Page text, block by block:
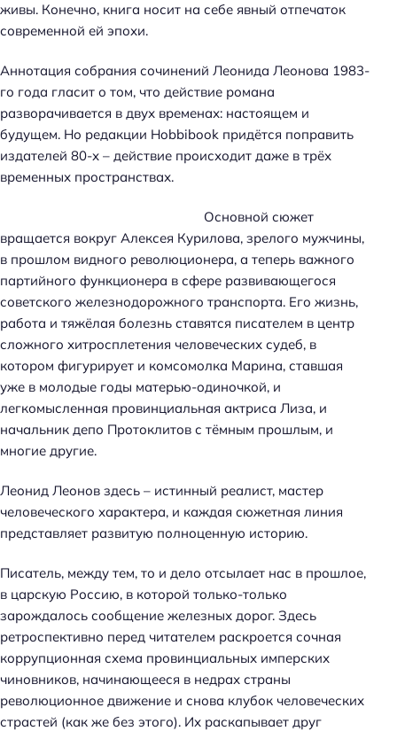
живы. Конечно, книга носит на себе явный отпечаток
современной ей эпохи.
Аннотация собрания сочинений Леонида Леонова 1983-
го года гласит о том, что действие романа
разворачивается в двух временах: настоящем и
будущем. Но редакции Hobbibook придётся поправить
издателей 80-х – действие происходит даже в трёх
временных пространствах.
Основной сюжет
вращается вокруг Алексея Курилова, зрелого мужчины,
в прошлом видного революционера, а теперь важного
партийного функционера в сфере развивающегося
советского железнодорожного транспорта. Его жизнь,
работа и тяжёлая болезнь ставятся писателем в центр
сложного хитросплетения человеческих судеб, в
котором фигурирует и комсомолка Марина, ставшая
уже в молодые годы матерью-одиночкой, и
легкомысленная провинциальная актриса Лиза, и
начальник депо Протоклитов с тёмным прошлым, и
многие другие.
Леонид Леонов здесь – истинный реалист, мастер
человеческого характера, и каждая сюжетная линия
представляет развитую полноценную историю.
Писатель, между тем, то и дело отсылает нас в прошлое,
в царскую Россию, в которой только-только
зарождалось сообщение железных дорог. Здесь
ретроспективно перед читателем раскроется сочная
коррупционная схема провинциальных имперских
чиновников, начинающееся в недрах страны
революционное движение и снова клубок человеческих
страстей (как же без этого). Их раскапывает друг